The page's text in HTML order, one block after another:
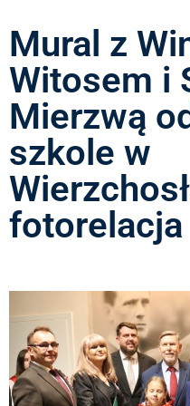
Mural z
Witosem i
Mierzwą
szkole w
fotorelacja